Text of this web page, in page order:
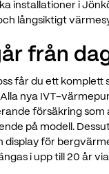
installationer i
långsiktigt
från
får du ett komplett
nya IVT-
försäkring
på modell.
för
i upp till 20 år